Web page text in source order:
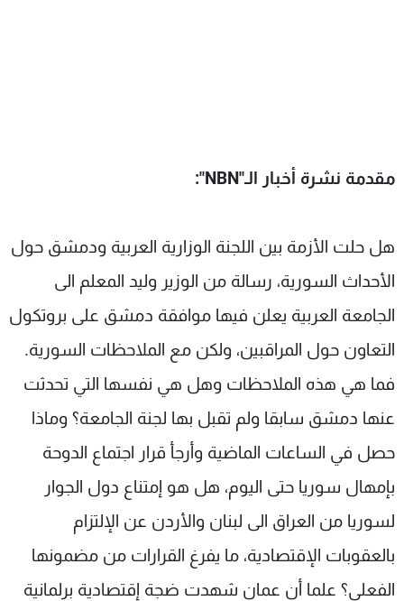
مقدمة نشرة أخبار الـ"NBN
":
هل حلت الأزمة بين اللجنة الوزارية العربية ودمشق حول
الأحداث السورية، رسالة من الوزير وليد المعلم الى
الجامعة العربية يعلن فيها موافقة دمشق على بروتكول
التعاون حول المراقبين، ولكن مع الملاحظات السورية.
فما هي هذه الملاحظات وهل هي نفسها التي تحدثت
عنها دمشق سابقا ولم تقبل بها لجنة الجامعة؟ وماذا
حصل في الساعات الماضية وأرجأ قرار اجتماع الدوحة
بإمهال سوريا حتى اليوم، هل هو إمتناع دول الجوار
لسوريا من العراق الى لبنان والأردن عن الإلتزام
بالعقوبات الإقتصادية، ما يفرغ القرارات من مضمونها
الفعلي؟ علما أن عمان شهدت ضجة إقتصادية برلمانية